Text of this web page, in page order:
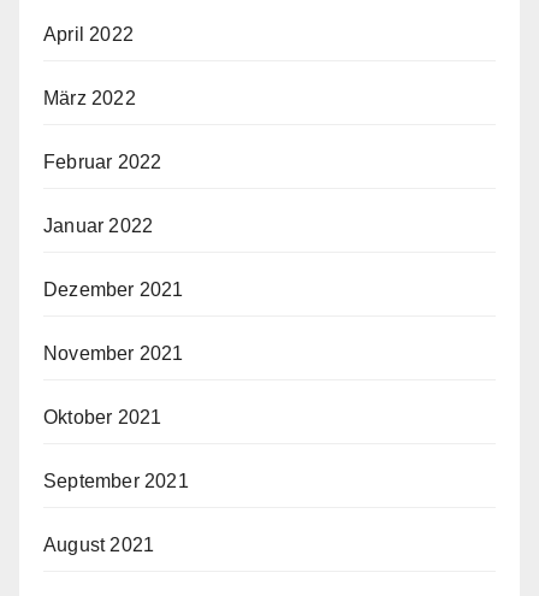
April 2022
März 2022
Februar 2022
Januar 2022
Dezember 2021
November 2021
Oktober 2021
September 2021
August 2021